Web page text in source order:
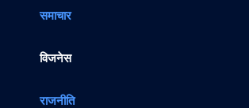
समाचार
विजनेस
राजनीति